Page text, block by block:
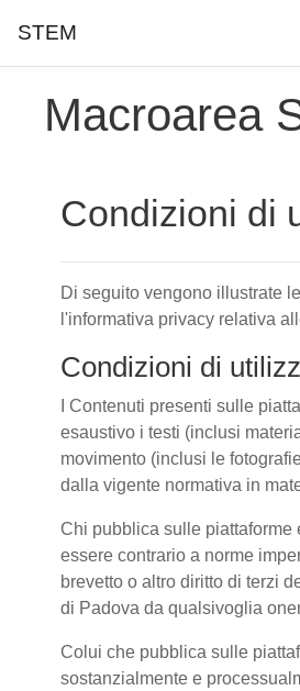
STEM
Macroarea
Condizioni di
Di seguito vengono illustrate
l'informativa privacy relativa
Condizioni di
I Contenuti presenti sulle
esaustivo i testi (inclusi
movimento (inclusi le
dalla vigente normativa in
Chi pubblica sulle piattaforme
essere contrario a norme
brevetto o altro diritto di terzi
di Padova da qualsivoglia
Colui che pubblica sulle
sostanzialmente e